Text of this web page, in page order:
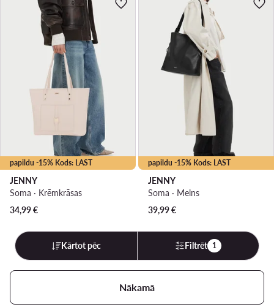
papildu -15% Kods: LAST
JENNY
Soma · Krēmkrāsas
34,99€
papildu -15% Kods: LAST
JENNY
Soma · Melns
39,99€
Kārtot pēc Filtrēt 1
Nākamā